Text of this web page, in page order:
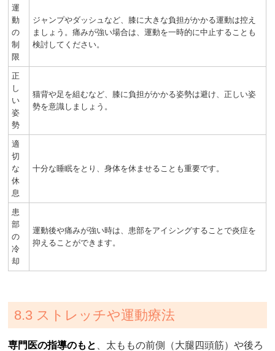
運
動
の
制
限
ジャンプやダッシュなど、膝に大きな負担がかかる運動は控え
ましょう。痛みが強い場合は、運動を一時的に中止することも
検討してください。
正
し
い
姿
勢
猫背や足を組むなど、膝に負担がかかる姿勢は避け、正しい姿
勢を意識しましょう。
適
切
な
休
息
十分な睡眠をとり、身体を休ませることも重要です。
患
部
の
冷
却
運動後や痛みが強い時は、患部をアイシングすることで炎症を
抑えることができます。
8.3 ストレッチや運動療法
専門医の指導のもと
、太ももの前側（大腿四頭筋）や後ろ